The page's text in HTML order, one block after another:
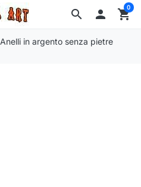
search  shopping_cart
0
Anelli in argento senza pietre